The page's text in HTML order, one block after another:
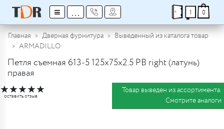
≡ ... 1 0
Главная Дверная фурнитура
Выведенный из каталога товар
ARMADILLO
Петля съемная 613-5 125х75х2.5 PB right (латунь)
правая
★★★★★
оставить отзыв
Товар выведен из ассортимента.
Смотрите аналоги